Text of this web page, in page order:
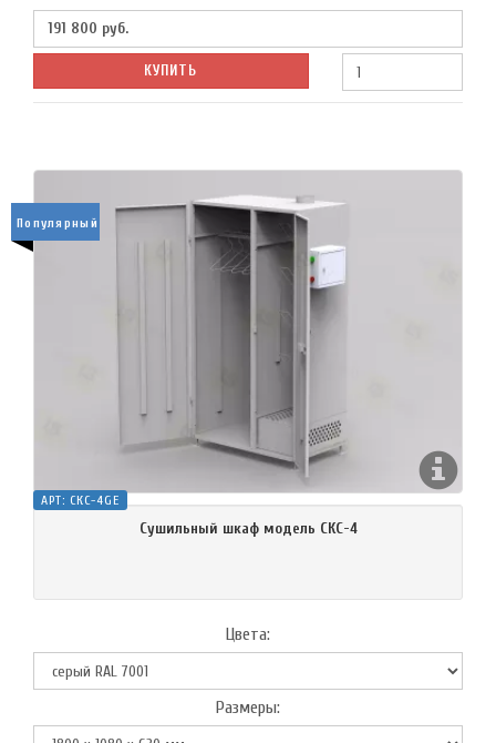
191 800 руб.
КУПИТЬ
АРТ: СКС-4GE
Сушильный шкаф модель СКС-4
Цвета:
Размеры:
Популярный